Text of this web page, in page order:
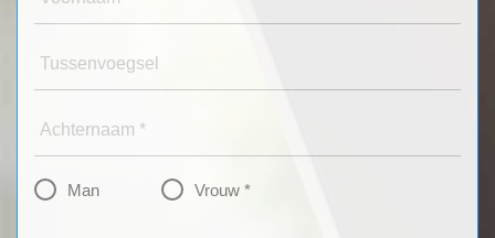
Tussenvoegsel
Achternaam *
Man Vrouw *